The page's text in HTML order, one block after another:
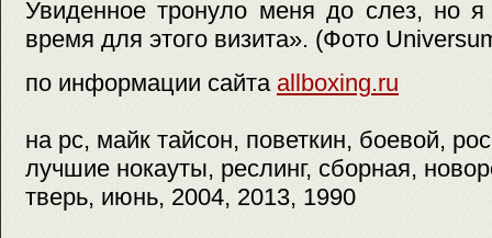
Увиденное тронуло меня до слез, но
время для этого визита». (Фото
по информации сайта allboxing.ru
на pc, майк тайсон, поветкин, боевой,
лучшие нокауты, реслинг, сборная,
тверь, июнь, 2004, 2013, 1990